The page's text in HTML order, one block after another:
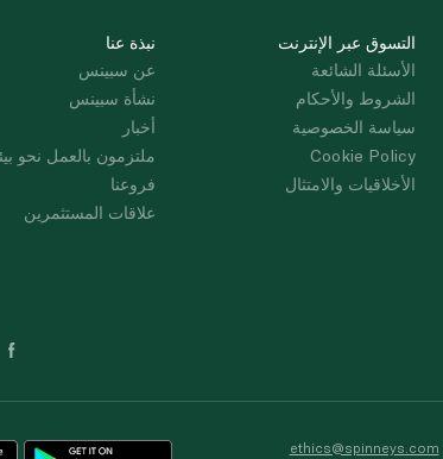
نبذة عنا
عن سبينس
نشأة سبينس
أخبار
ملتزمون بالعمل نحو
فروعنا
علاقات المستثمرين
التسوق عبر الإنترنت
الأسئلة الشائعة
الشروط والأحكام
سياسة الخصوصية
Cookie Policy
الأخلاقيات والامتثال
ethics@spinneys.com